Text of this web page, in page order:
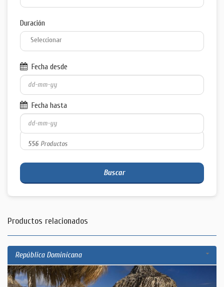
Duración
Fecha desde
Fecha hasta
556Productos
Buscar
Productos relacionados
República Dominicana